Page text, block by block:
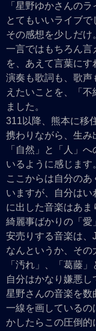
「星野ゆかさんの
とてもいいライブで
その感想を少しだけ
一言ではもちろん言
を、あえて言葉にす
演奏も歌詞も、歌
えたいことを、「
ました。
311以降、熊本に移
携わりながら、生み
「自然」と「人」
いるように感じます
ここからは自分の
いますが、自分は
に出した音楽はあま
綺麗事ばかりの「愛
安売りする音楽は、
なんというか、そ
「汚れ」、「葛藤
自分はかなり嫌悪し
星野さんの音楽を数
一線を画しているの
かしたらこの圧倒的